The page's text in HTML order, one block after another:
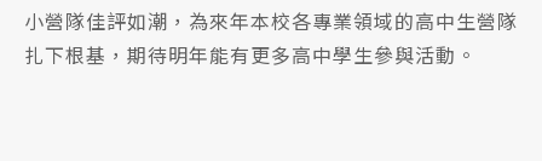
小營隊佳評如潮，為來年本校各專業領域的高中生營隊
扎下根基，期待明年能有更多高中學生參與活動。